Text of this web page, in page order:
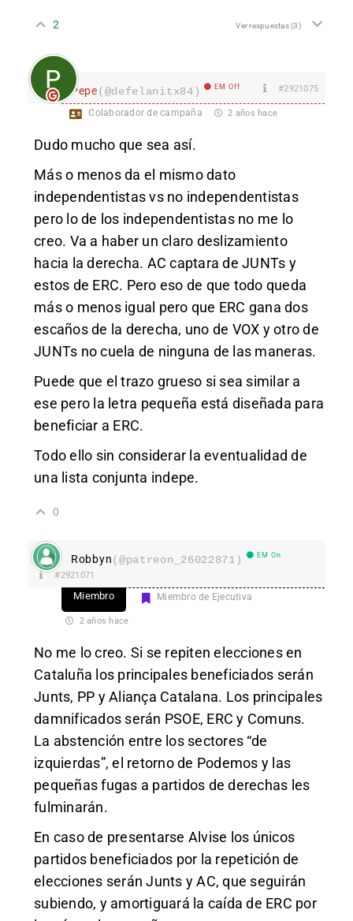
2 Ver respuestas(3)
Pepe(@defelanitx84) EM Off #2921075
Colaborador de campaña 2 años hace
Dudo mucho que sea así.
Más o menos da el mismo dato
independentistas vs no independentistas
pero lo de los independentistas no me lo
creo. Va a haber un claro deslizamiento
hacia la derecha. AC captara de JUNTs y
estos de ERC. Pero eso de que todo queda
más o menos igual pero que ERC gana dos
escaños de la derecha, uno de VOX y otro de
JUNTs no cuela de ninguna de las maneras.
Puede que el trazo grueso si sea similar a
ese pero la letra pequeña está diseñada para
beneficiar a ERC.
Todo ello sin considerar la eventualidad de
una lista conjunta indepe.
0
Robbyn(@patreon_26022871) EM On
#2921071
Miembro Miembro de Ejecutiva
2 años hace
No me lo creo. Si se repiten elecciones en
Cataluña los principales beneficiados serán
Junts, PP y Aliança Catalana. Los principales
damnificados serán PSOE, ERC y Comuns.
La abstención entre los sectores “de
izquierdas”, el retorno de Podemos y las
pequeñas fugas a partidos de derechas les
fulminarán.
En caso de presentarse Alvise los únicos
partidos beneficiados por la repetición de
elecciones serán Junts y AC, que seguirán
subiendo, y amortiguará la caída de ERC por